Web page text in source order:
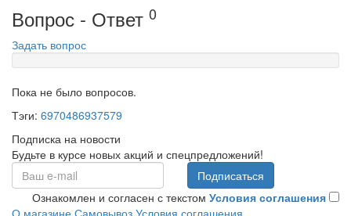
Вопрос - Ответ 0
Задать вопрос
Пока не было вопросов.
Тэги: 6970486937579
Подписка на новости
Будьте в курсе новых акций и спецпредложений!
Подписаться
Ознакомлен и согласен с текстом Условия соглашения
О магазине Самовывоз Условия соглашения